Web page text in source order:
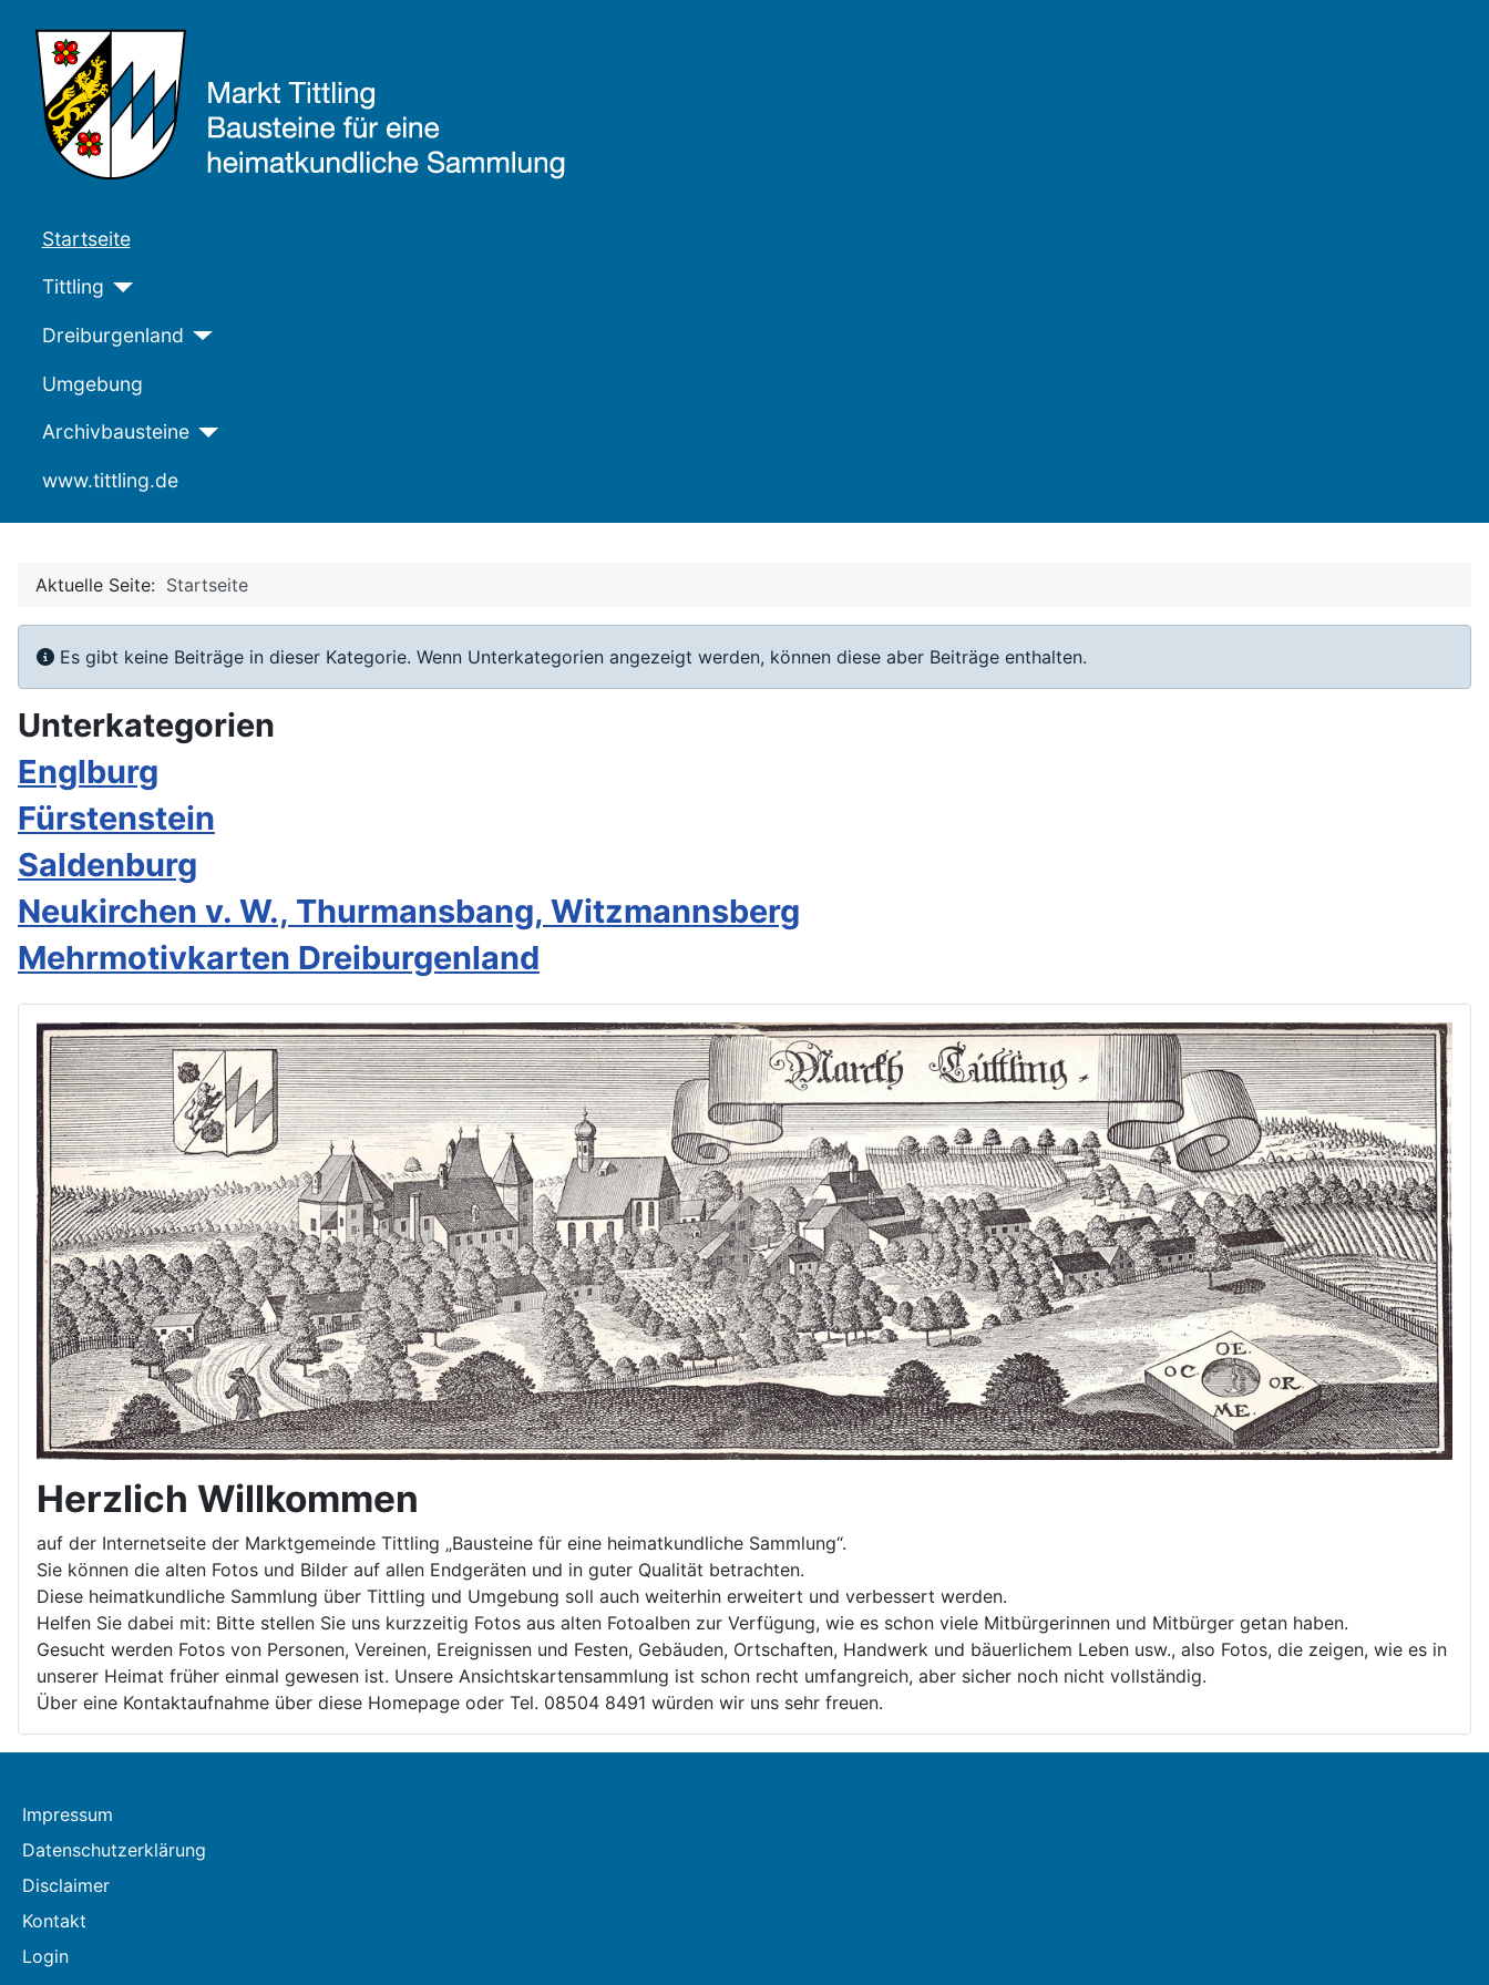
Startseite
Tittling
Dreiburgenland
Umgebung
Archivbausteine
www.tittling.de
Aktuelle Seite: Startseite
Information
Es gibt keine Beiträge in dieser Kategorie. Wenn Unterkategorien angezeigt werden, können diese aber Beiträge enthalten.
Unterkategorien
Englburg
Fürstenstein
Saldenburg
Neukirchen v. W., Thurmansbang, Witzmannsberg
Mehrmotivkarten Dreiburgenland
Herzlich Willkommen
auf der Internetseite der Marktgemeinde Tittling „Bausteine für eine heimatkundliche Sammlung“.
Sie können die alten Fotos und Bilder auf allen Endgeräten und in guter Qualität betrachten.
Diese heimatkundliche Sammlung über Tittling und Umgebung soll auch weiterhin erweitert und verbessert werden.
Helfen Sie dabei mit: Bitte stellen Sie uns kurzzeitig Fotos aus alten Fotoalben zur Verfügung, wie es schon viele Mitbürgerinnen und Mitbürger getan haben.
Gesucht werden Fotos von Personen, Vereinen, Ereignissen und Festen, Gebäuden, Ortschaften, Handwerk und bäuerlichem Leben usw., also Fotos, die zeigen, wie es in
unserer Heimat früher einmal gewesen ist. Unsere Ansichtskartensammlung ist schon recht umfangreich, aber sicher noch nicht vollständig.
Über eine Kontaktaufnahme über diese Homepage oder Tel. 08504 8491 würden wir uns sehr freuen.
Impressum
Datenschutzerklärung
Disclaimer
Kontakt
Login